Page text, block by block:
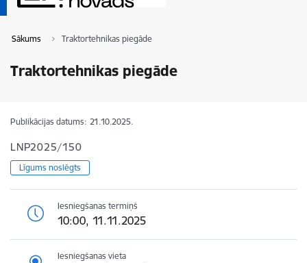
Sākums Traktortehnikas piegāde
Traktortehnikas piegāde
Publikācijas datums: 21.10.2025.
LNP2025/150
Līgums noslēgts
Iesniegšanas termiņš
10:00, 11.11.2025
Iesniegšanas vieta